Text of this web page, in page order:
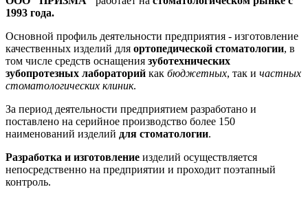
1993 года.
Основной профиль деятельности предприятия - изготовление
качественных изделий для ортопедической стоматологии, в
том числе средств оснащения зуботехнических
зубопротезных лабораторий как бюджетных, так и частных
стоматологических клиник.
За период деятельности предприятием разработано и
поставлено на серийное производство более 150
наименований изделий для стоматологии.
Разработка и изготовление изделий осуществляется
непосредственно на предприятии и проходит поэтапный
контроль.